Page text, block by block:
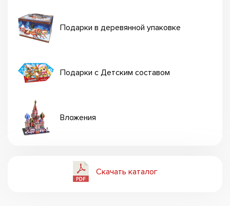
Подарки в деревянной упаковке
Подарки с Детским составом
Вложения
Скачать каталог